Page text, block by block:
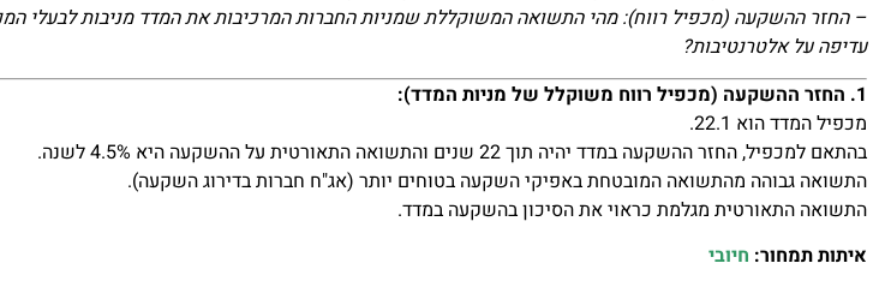
– החזר ההשקעה (מכפיל רווח): מהי התשואה המשוקללת שמניות החברות המרכיבות את המדד מניבות לבעלי
עדיפה על אלטרנטיבות?
1. החזר ההשקעה (מכפיל רווח משוקלל של מניות המדד):
מכפיל המדד הוא 22.1.
בהתאם למכפיל, החזר ההשקעה במדד יהיה תוך 22 שנים והתשואה התאורטית על ההשקעה היא 4.5% לשנה.
התשואה גבוהה מהתשואה המובטחת באפיקי השקעה בטוחים יותר (אג"ח חברות בדירוג השקעה).
התשואה התאורטית מגלמת כראוי את הסיכון בהשקעה במדד.
איתות תמחור: חיובי